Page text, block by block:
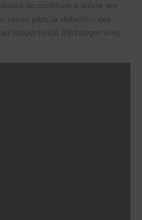
de continuer à suivre ses
savoir plus, la rédaction des
l’opportunité d’échanger avec